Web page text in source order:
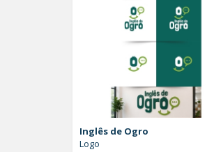
Inglês de Ogro
Logo